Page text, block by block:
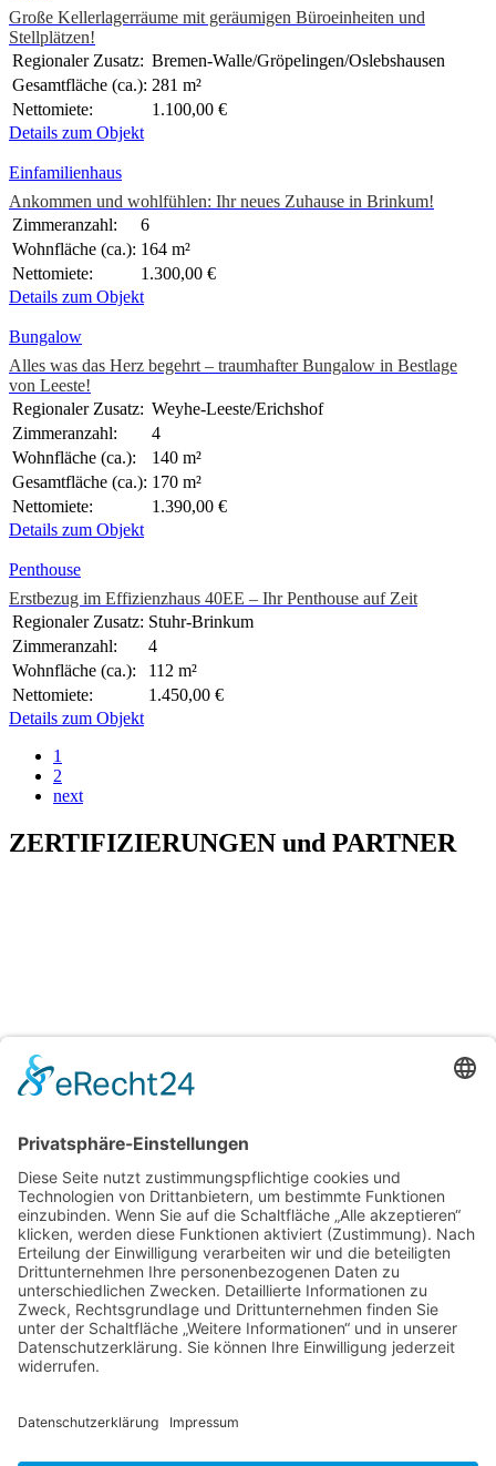
Große Kellerlagerräume mit geräumigen Büroeinheiten und
Stellplätzen!
Regionaler Zusatz: Bremen-Walle/Gröpelingen/Oslebshausen
Gesamtfläche (ca.): 281 m²
Nettomiete:
1.100,00 €
Details zum Objekt
Einfamilienhaus
Ankommen und wohlfühlen: Ihr neues Zuhause in Brinkum!
Zimmeranzahl:
6
Wohnfläche (ca.): 164 m²
Nettomiete:
1.300,00 €
Details zum Objekt
Bungalow
Alles was das Herz begehrt – traumhafter Bungalow in Bestlage
von Leeste!
Regionaler Zusatz: Weyhe-Leeste/Erichshof
Zimmeranzahl:
4
Wohnfläche (ca.):
140 m²
Gesamtfläche (ca.): 170 m²
Nettomiete:
1.390,00 €
Details zum Objekt
Penthouse
Erstbezug im Effizienzhaus 40EE – Ihr Penthouse auf Zeit
Regionaler Zusatz: Stuhr-Brinkum
Zimmeranzahl:
4
Wohnfläche (ca.):
112 m²
Nettomiete:
1.450,00 €
Details zum Objekt
1
2
next
ZERTIFIZIERUNGEN und PARTNER
Hechler & Twachtmann Immobilien GmbH
Geschäftsführer: Tobias Gazzo
Blockener Str. 4
28816 Stuhr
Schwachhauser Heerstr. 18
28209 Bremen
Kontakt
Impressum
AGB
Kundenbewertungen und Erfahrungen zu
Hechler & Twachtmann Immobilien GmbH